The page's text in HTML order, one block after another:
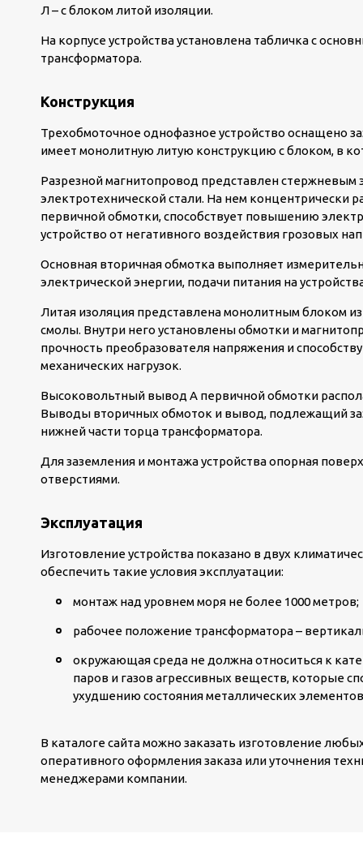
Л – с блоком литой изоляции.
На корпусе устройства установлена табличка с
трансформатора.
Конструкция
Трехобмоточное однофазное устройство оснащено
имеет монолитную литую конструкцию с блоком, в
Разрезной магнитопровод представлен
электротехнической стали. На нем концентрически
первичной обмотки, способствует повышению
устройство от негативного воздействия грозовых
Основная вторичная обмотка выполняет
электрической энергии, подачи питания на
Литая изоляция представлена монолитным блоком
смолы. Внутри него установлены обмотки и
прочность преобразователя напряжения и
механических нагрузок.
Высоковольтный вывод А первичной обмотки
Выводы вторичных обмоток и вывод, подлежащий
нижней части торца трансформатора.
Для заземления и монтажа устройства опорная
отверстиями.
Эксплуатация
Изготовление устройства показано в двух
обеспечить такие условия эксплуатации:
монтаж над уровнем моря не более 1000 метров;
рабочее положение трансформатора –
окружающая среда не должна относиться к
паров и газов агрессивных веществ, которые
ухудшению состояния металлических
В каталоге сайта можно заказать изготовление
оперативного оформления заказа или уточнения
менеджерами компании.